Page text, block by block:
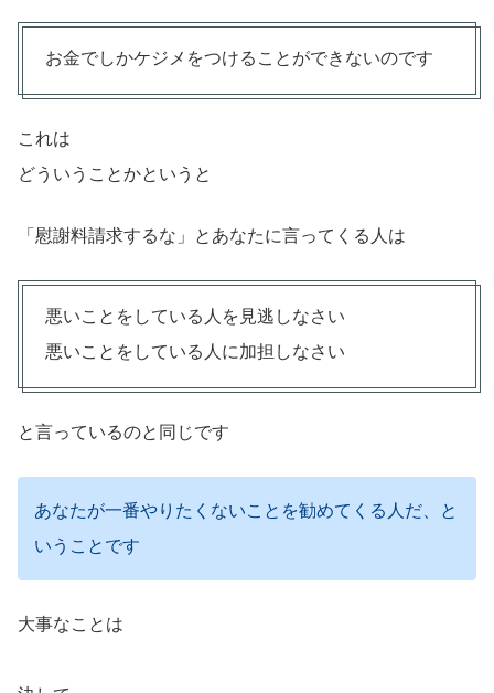
お金でしかケジメをつけることができないのです
これは
どういうことかというと
「慰謝料請求するな」とあなたに言ってくる人は
悪いことをしている人を見逃しなさい
悪いことをしている人に加担しなさい
と言っているのと同じです
あなたが一番やりたくないことを勧めてくる人だ、と
いうことです
大事なことは